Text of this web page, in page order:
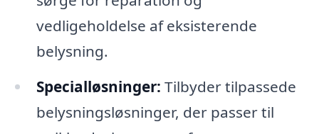
vedligeholdelse af eksisterende
belysning.
Specialløsninger: Tilbyder tilpassede
belysningsløsninger, der passer til